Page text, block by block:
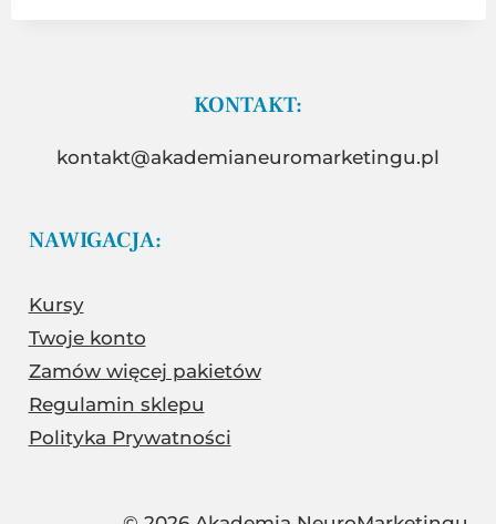
KONTAKT:
kontakt@akademianeuromarketingu.pl
NAWIGACJA:
Kursy
Twoje konto
Zamów więcej pakietów
Regulamin sklepu
Polityka Prywatności